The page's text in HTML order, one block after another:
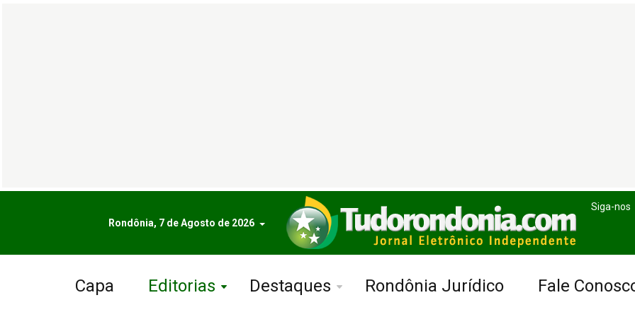
Rondônia, 7 de Agosto de 2026
Siga-nos
Capa Editorias Destaques Rondônia Jurídico Fale